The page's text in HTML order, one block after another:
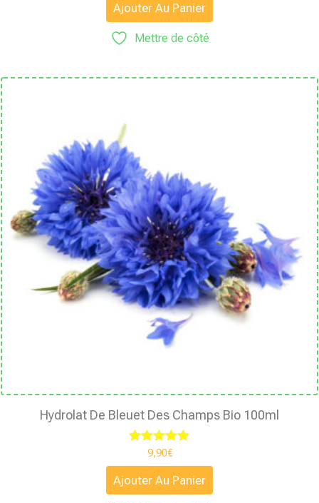
Ajouter Au Panier
Mettre de côté
Hydrolat De Bleuet Des Champs Bio 100ml
Note
5.00
sur 5
9,90€
Ajouter Au Panier